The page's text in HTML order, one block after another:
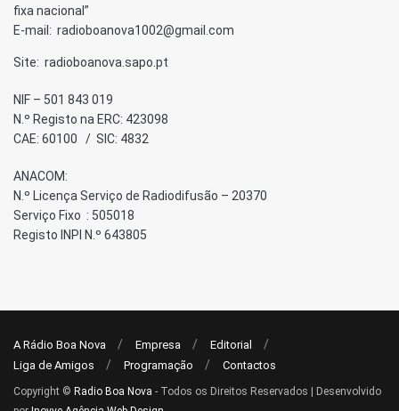
fixa nacional”
E-mail: radioboanova1002@gmail.com
Site: radioboanova.sapo.pt
NIF – 501 843 019
N.º Registo na ERC: 423098
CAE: 60100 / SIC: 4832
ANACOM:
N.º Licença Serviço de Radiodifusão – 20370
Serviço Fixo : 505018
Registo INPI N.º 643805
A Rádio Boa Nova Empresa
Editorial
Liga de Amigos
Programação Contactos
Copyright © Radio Boa Nova - Todos os Direitos Reservados | Desenvolvido